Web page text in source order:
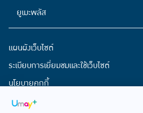
ยูเมะพลัส
แผนผังเว็บไซต์
ระเบียบการเยี่ยมชมและใช้เว็บไซต์
นโยบายคุกกี้
ประกาศการคุ้มครองข้อมูลส่วนบุคคล